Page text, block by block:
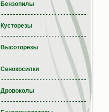
Бензопилы
Кусторезы
Высоторезы
Сенокосилки
Дровоколы